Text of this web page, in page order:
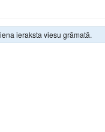
ieraksta viesu grāmatā.